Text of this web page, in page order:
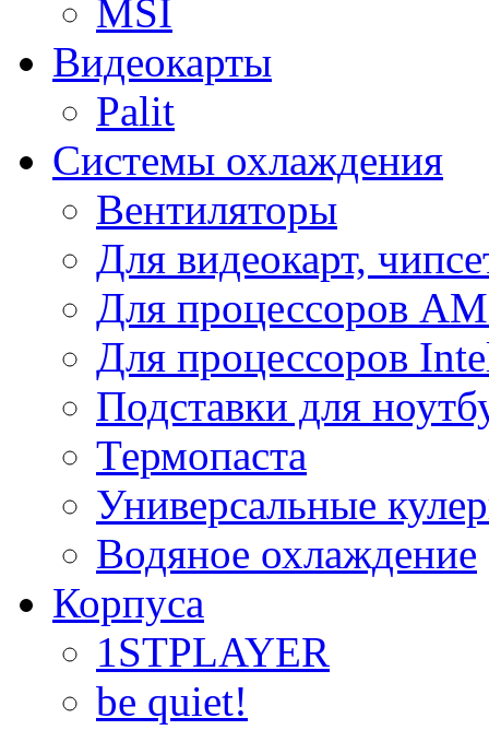
MSI
Видеокарты
Palit
Системы охлаждения
Вентиляторы
Для видеокарт,
Для процессоров
Для процессоров
Подставки для
Термопаста
Универсальные
Водяное охлаждение
Корпуса
1STPLAYER
be quiet!